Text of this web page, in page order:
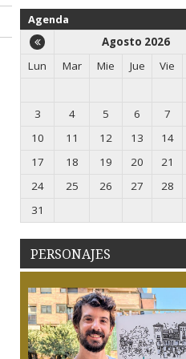
Agenda
Agosto 2026
Lun
Mar Mie Jue Vie
3
4 5 6 7
10
11 12 13 14
17
18 19 20 21
24
25 26 27 28
31
PERSONAJES